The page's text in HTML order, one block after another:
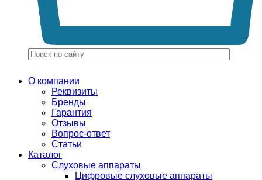
О компании
Реквизиты
Бренды
Гарантия
Отзывы
Вопрос-ответ
Статьи
Каталог
Слуховые аппараты
Цифровые слуховые аппараты